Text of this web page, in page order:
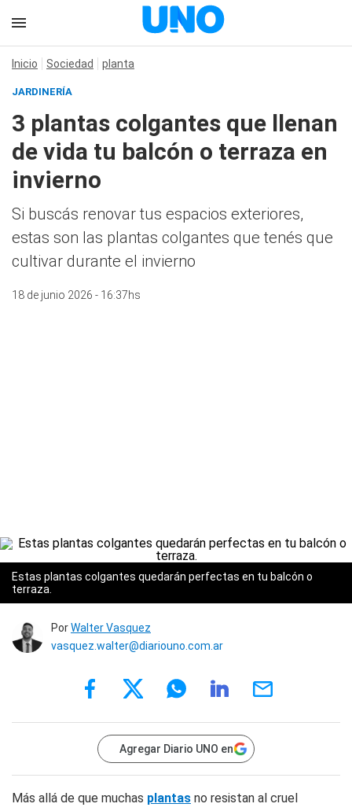
Inicio Sociedad planta
JARDINERÍA
3 plantas colgantes que llenan
de vida tu balcón o terraza en
invierno
Si buscás renovar tus espacios exteriores,
estas son las plantas colgantes que tenés que
cultivar durante el invierno
18 de junio 2026 - 16:37hs
Estas plantas colgantes quedarán perfectas en tu balcón o
terraza.
PorWalter Vasquez
vasquez.walter@diariouno.com.ar
Agregar Diario UNO en
Más allá de que muchas plantas no resistan al cruel